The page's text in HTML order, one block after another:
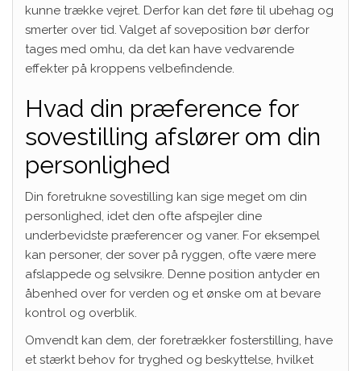
kunne trække vejret. Derfor kan det føre til ubehag og
smerter over tid. Valget af soveposition bør derfor
tages med omhu, da det kan have vedvarende
effekter på kroppens velbefindende.
Hvad din præference for
sovestilling afslører om din
personlighed
Din foretrukne sovestilling kan sige meget om din
personlighed, idet den ofte afspejler dine
underbevidste præferencer og vaner. For eksempel
kan personer, der sover på ryggen, ofte være mere
afslappede og selvsikre. Denne position antyder en
åbenhed over for verden og et ønske om at bevare
kontrol og overblik.
Omvendt kan dem, der foretrækker fosterstilling, have
et stærkt behov for tryghed og beskyttelse, hvilket